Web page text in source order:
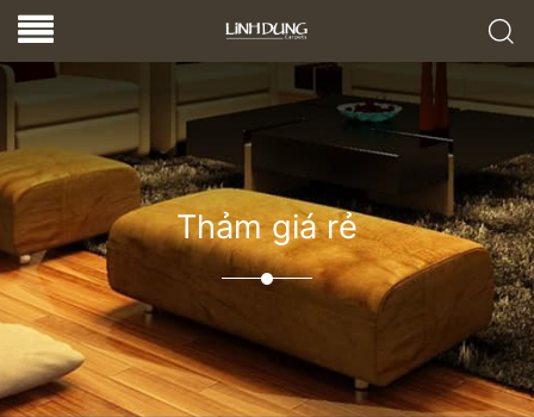
Thảm giá rẻ